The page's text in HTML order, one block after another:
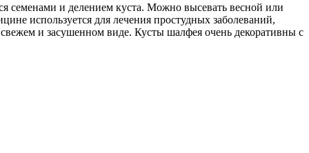
семенами и делением куста. Можно высевать весной или
используется для лечения простудных заболеваний,
и засушенном виде. Кусты шалфея очень декоративны с